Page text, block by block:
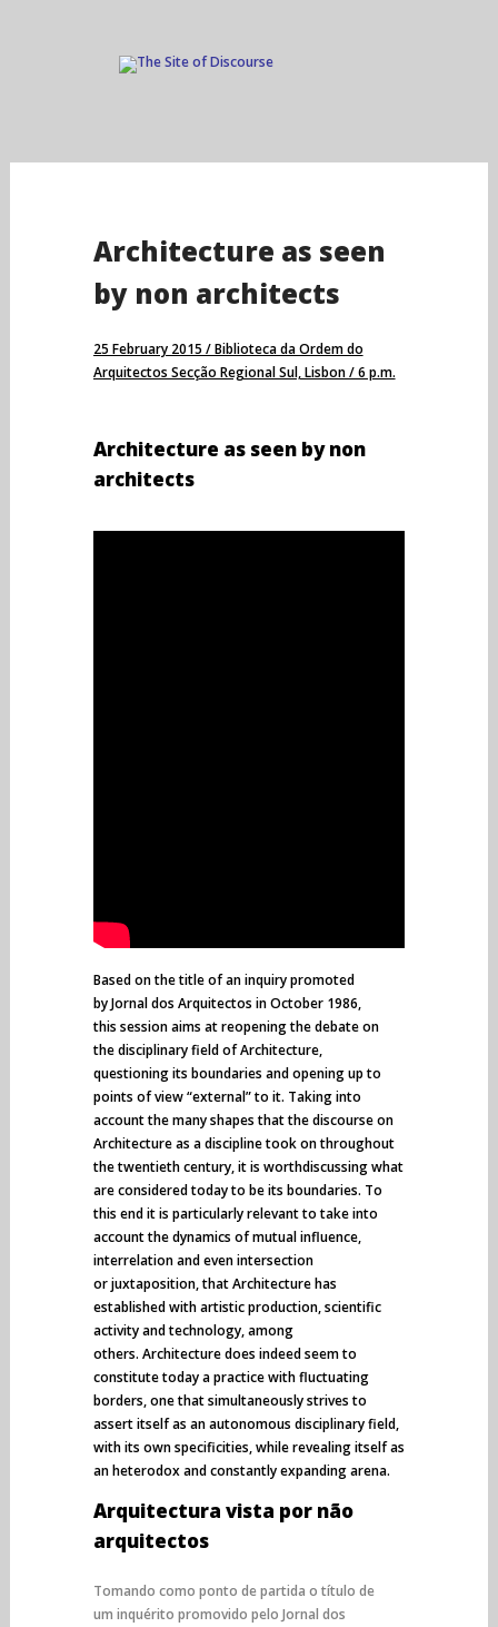
Skip
Architecture as seen
by non architects
25 February 2015 / Biblioteca da Ordem do
Arquitectos Secção Regional Sul, Lisbon / 6 p.m.
Architecture as seen by non
architects
Based on the title of an inquiry promoted
by Jornal dos Arquitectos in October 1986,
this session aims at reopening the debate on
the disciplinary field of Architecture,
questioning its boundaries and opening up to
points of view “external” to it. Taking into
account the many shapes that the discourse on
Architecture as a discipline took on throughout
the twentieth century, it is worthdiscussing what
are considered today to be its boundaries. To
this end it is particularly relevant to take into
account the dynamics of mutual influence,
interrelation and even intersection
or juxtaposition, that Architecture has
established with artistic production, scientific
activity and technology, among
others. Architecture does indeed seem to
constitute today a practice with fluctuating
borders, one that simultaneously strives to
assert itself as an autonomous disciplinary field,
with its own specificities, while revealing itself as
an heterodox and constantly expanding arena.
Arquitectura vista por não
arquitectos
Tomando como ponto de partida o título de
um inquérito promovido pelo Jornal dos